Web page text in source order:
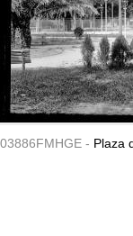
03886FMHGE - Plaza